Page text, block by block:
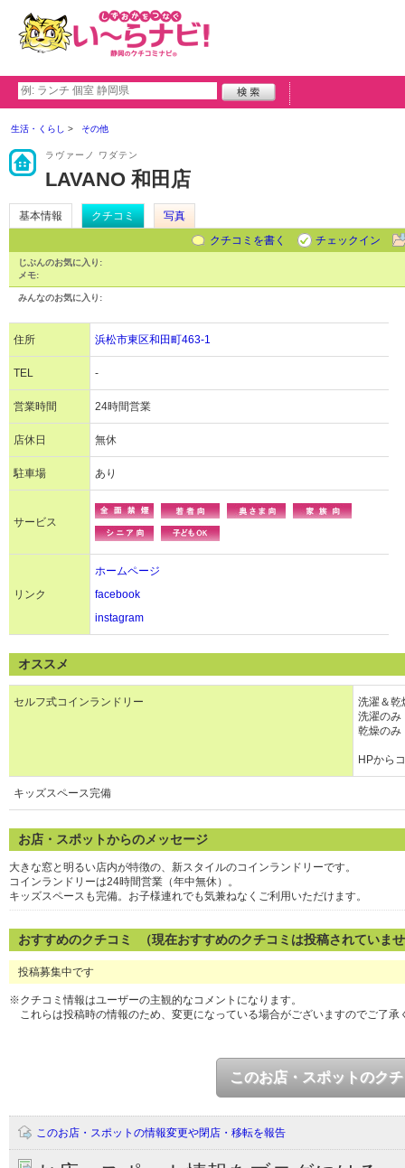
生活・くらし その他
ラヴァーノ ワダテン
LAVANO 和田店
基本情報 クチコミ
写真
クチコミを書く
チェックイン
じぶんのお気に入り:
メモ:
みんなのお気に入り:
住所 浜松市東区和田町463-1
TEL -
営業時間 24時間営業
店休日 無休
駐車場 あり
サービス
リンク
ホームページ
facebook
instagram
オススメ
セルフ式コインランドリー
洗濯＆
洗濯の
乾燥の
HPから
キッズスペース完備
お店・スポットからのメッセージ
大きな窓と明るい店内が特徴の、新スタイルのコインランドリーです。
コインランドリーは24時間営業（年中無休）。
キッズスペースも完備。お子様連れでも気兼ねなくご利用いただけます。
おすすめのクチコミ （現在おすすめのクチコミは投稿されていま
投稿募集中です
※クチコミ情報はユーザーの主観的なコメントになります。
これらは投稿時の情報のため、変更になっている場合がございますのでご了承
このお店・スポットのク
このお店・スポットの情報変更や閉店・移転を報告